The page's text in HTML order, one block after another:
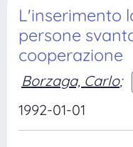
L'inserimento
persone
cooperazione
Borzaga, Carlo;
1992-01-01